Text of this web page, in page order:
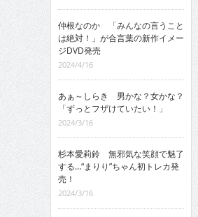
仲根なのか 「みんなの言うこと
は絶対！」が合言葉の新作イメー
ジDVD発売
2024/4/16
あぁ～しらき 男かな？女かな？
「ずっとフザけていたい！」
2024/3/16
杉本愛莉鈴 無邪気な笑顔で魅了
する…“まりり”ちゃん初トレカ発
売！
2024/3/16